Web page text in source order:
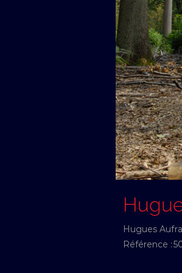
Hugues
Référence :